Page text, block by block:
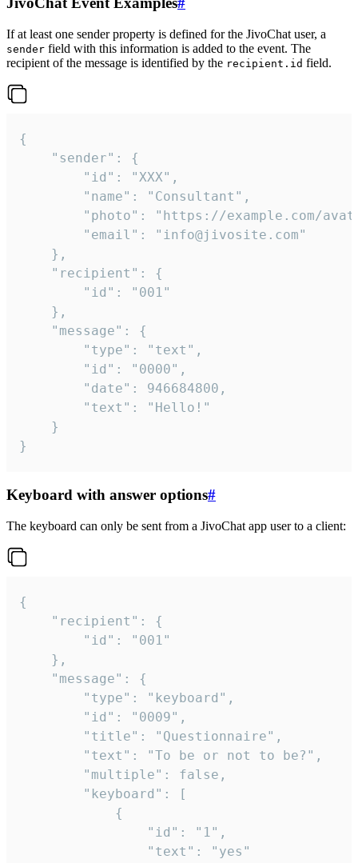
If at least one sender property is defined for the JivoChat user, a
sender field with this information is added to the event. The
recipient of the message is identified by the recipient.id field.
{
}
Keyboard with answer options#
The keyboard can only be sent from a JivoChat app user to a client:
{